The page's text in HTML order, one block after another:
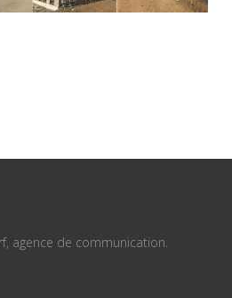
agence de communication.